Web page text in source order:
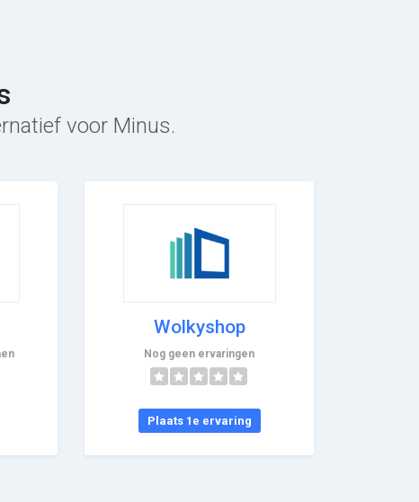
voor Minus.
Wolkyshop
Nog geen ervaringen
Plaats 1e ervaring